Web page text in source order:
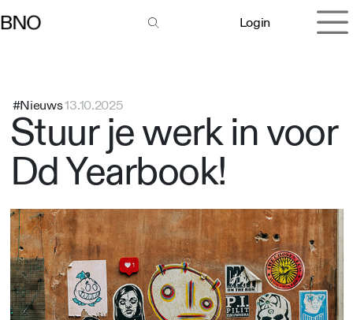
Login
#Nieuws13.10.2025
Stuur je werk in voor
Dd Yearbook!